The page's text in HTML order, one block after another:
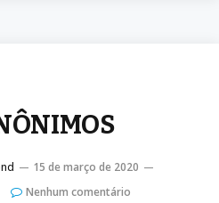
15 de março de 2020
Nenhum comentário